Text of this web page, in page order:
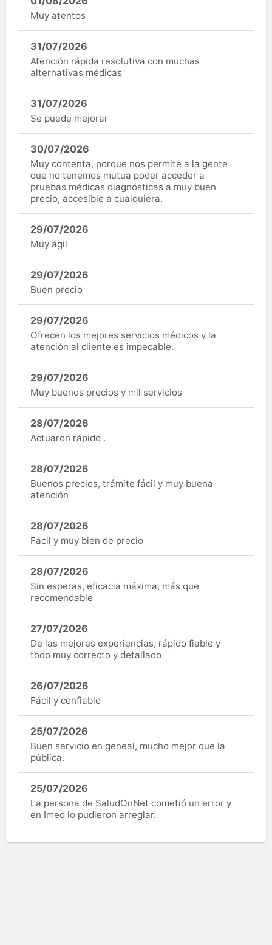
Muy atentos
31/07/2026
Atención rápida resolutiva con muchas
alternativas médicas
31/07/2026
Se puede mejorar
30/07/2026
Muy contenta, porque nos permite a la gente
que no tenemos mutua poder acceder a
pruebas médicas diagnósticas a muy buen
precio, accesible a cualquiera.
29/07/2026
Muy ágil
29/07/2026
Buen precio
29/07/2026
Ofrecen los mejores servicios médicos y la
atención al cliente es impecable.
29/07/2026
Muy buenos precios y mil servicios
28/07/2026
Actuaron rápido .
28/07/2026
Buenos precios, trámite fácil y muy buena
atención
28/07/2026
Fàcil y muy bien de precio
28/07/2026
Sin esperas, eficacia máxima, más que
recomendable
27/07/2026
De las mejores experiencias, rápido fiable y
todo muy correcto y detallado
26/07/2026
Fácil y confiable
25/07/2026
Buen servicio en geneal, mucho mejor que la
pública.
25/07/2026
La persona de SaludOnNet cometió un error y
en Imed lo pudieron arreglar.